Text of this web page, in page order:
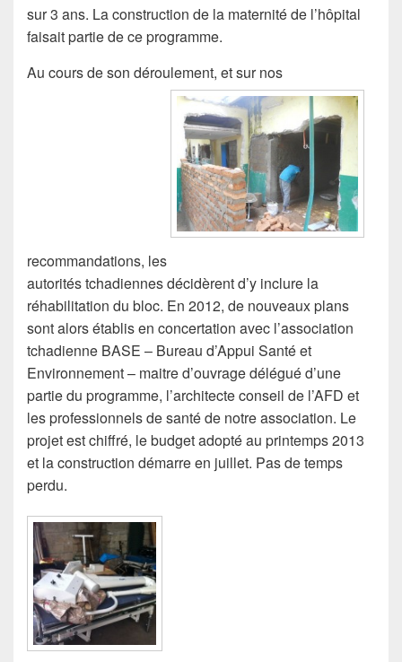
sur 3 ans. La construction de la maternité de l’hôpital
faisait partie de ce programme.
Au cours de son déroulement, et sur nos
recommandations, les
autorités tchadiennes décidèrent d’y inclure la
réhabilitation du bloc. En 2012, de nouveaux plans
sont alors établis en concertation avec l’association
tchadienne BASE – Bureau d’Appui Santé et
Environnement – maitre d’ouvrage délégué d’une
partie du programme, l’architecte conseil de l’AFD et
les professionnels de santé de notre association. Le
projet est chiffré, le budget adopté au printemps 2013
et la construction démarre en juillet. Pas de temps
perdu.